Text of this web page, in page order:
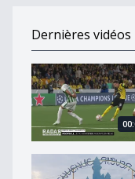
Dernières vidéos
Le FC
Disneyland en